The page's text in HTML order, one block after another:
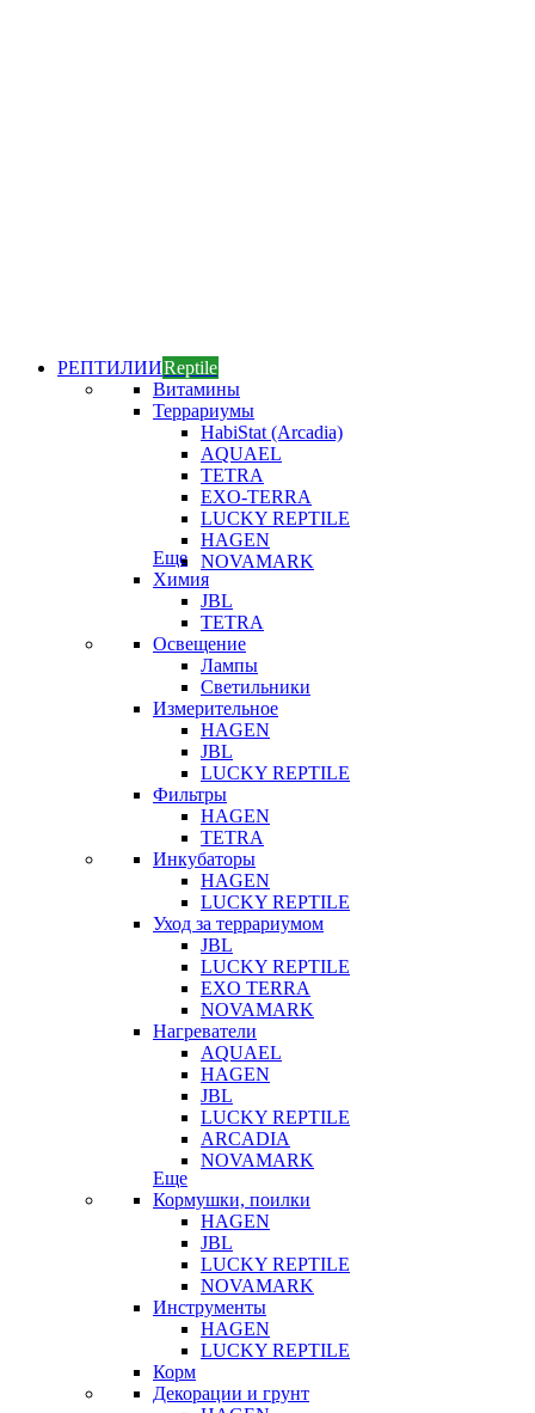
РЕПТИЛИИReptile
Витамины
Террариумы
HabiStat (Arcadia)
AQUAEL
TETRA
EXO-TERRA
LUCKY REPTILE
HAGEN
NOVAMARK
Еще
Химия
JBL
TETRA
Освещение
Лампы
Светильники
Измерительное
HAGEN
JBL
LUCKY REPTILE
Фильтры
HAGEN
TETRA
Инкубаторы
HAGEN
LUCKY REPTILE
Уход за террариумом
JBL
LUCKY REPTILE
EXO TERRA
NOVAMARK
Нагреватели
AQUAEL
HAGEN
JBL
LUCKY REPTILE
ARCADIA
NOVAMARK
Еще
Кормушки, поилки
HAGEN
JBL
LUCKY REPTILE
NOVAMARK
Инструменты
HAGEN
LUCKY REPTILE
Корм
Декорации и грунт